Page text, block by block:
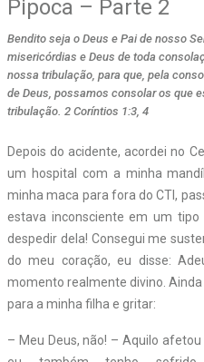
Pipoca – Parte 2
Bendito seja o Deus e Pai de nosso
misericórdias e Deus de toda
nossa tribulação, para que, pela
de Deus, possamos consolar os que
tribulação. 2 Coríntios 1:3, 4
Depois do acidente, acordei no
um hospital com a minha
minha maca para fora do CTI,
estava inconsciente em um
despedir dela! Consegui me
do meu coração, eu disse:
momento realmente divino.
para a minha filha e gritar:
– Meu Deus, não! – Aquilo